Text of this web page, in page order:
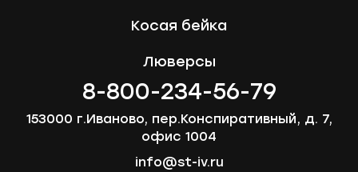
Косая бейка
Люверсы
8-800-234-56-79
153000 г.Иваново, пер.Конспиративный, д. 7,
офис 1004
info@st-iv.ru